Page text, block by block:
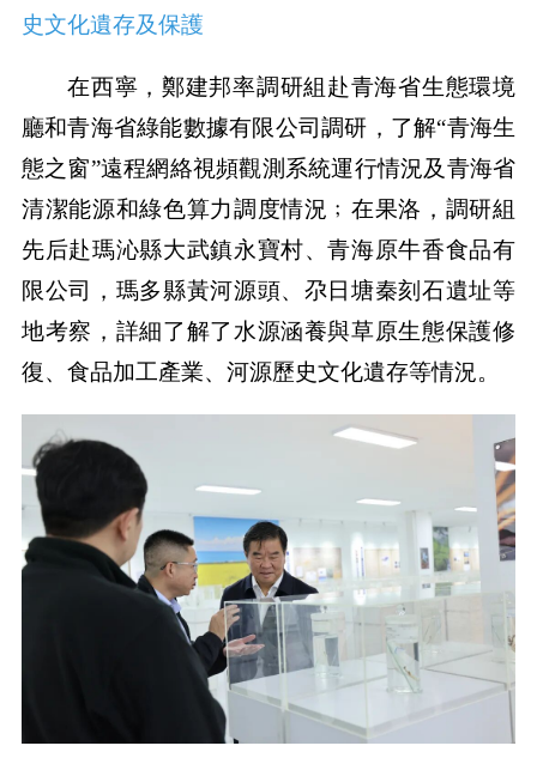
史文化遺存及保護
在西寧，鄭建邦率調研組赴青海省生態環境
廳和青海省綠能數據有限公司調研，了解“青海生
態之窗”遠程網絡視頻觀測系統運行情況及青海省
清潔能源和綠色算力調度情況﹔在果洛，調研組
先后赴瑪沁縣大武鎮永寶村、青海原牛香食品有
限公司，瑪多縣黃河源頭、尕日塘秦刻石遺址等
地考察，詳細了解了水源涵養與草原生態保護修
復、食品加工產業、河源歷史文化遺存等情況。